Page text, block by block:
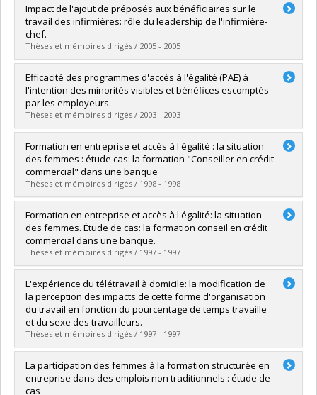
Graduate :Comlan, Fabrice L.S.
Cycle : Master's
Grade :
Lien vers le document dans Papyrus
Impact de l'ajout de préposés aux bénéficiaires sur le
travail des infirmières: rôle du leadership de l'infirmière-
chef.
Thèses et mémoires dirigés / 2005 - 2005
Graduate :FUGULIN-BOUCHARD, Célinie
Cycle :Master's
Grade :M. Sc.
Lien vers le document dans Papyrus
Efficacité des programmes d'accès à l'égalité (PAE) à
l'intention des minorités visibles et bénéfices escomptés
par les employeurs.
Thèses et mémoires dirigés / 2003 - 2003
Graduate :CHAREST, Eric André
Cycle :Master's
Grade :M. Sc.
Lien vers le document dans Papyrus
Formation en entreprise et accès à l'égalité : la situation
des femmes : étude cas: la formation "Conseiller en crédit
commercial" dans une banque
Thèses et mémoires dirigés / 1998 - 1998
Graduate :Lachance, Suzanne
Cycle :Master's
Grade :M. Sc.
Lien vers le document dans Papyrus
Formation en entreprise et accès à l'égalité: la situation
des femmes. Étude de cas: la formation conseil en crédit
commercial dans une banque.
Thèses et mémoires dirigés / 1997 - 1997
Graduate :LACHANCE, S.
Cycle :Master's
Grade :M. Sc.
Lien vers le document dans Papyrus
L'expérience du télétravail à domicile: la modification de
la perception des impacts de cette forme d'organisation
du travail en fonction du pourcentage de temps travaille
et du sexe des travailleurs.
Thèses et mémoires dirigés / 1997 - 1997
Graduate :PETITPAS, B.
Cycle :Master's
Grade :
La participation des femmes à la formation structurée en
entreprise dans des emplois non traditionnels : étude de
cas